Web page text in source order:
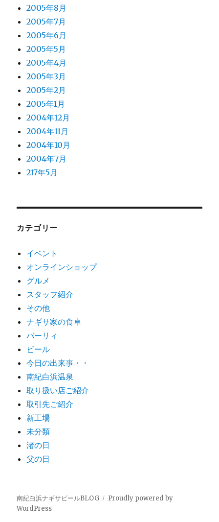
2005年8月
2005年7月
2005年6月
2005年5月
2005年4月
2005年3月
2005年2月
2005年1月
2004年12月
2004年11月
2004年10月
2004年7月
217年5月
カテゴリー
イベント
オンラインショップ
グルメ
スタッフ紹介
その他
ナギサ家の食卓
バーリィ
ビール
今日の出来事・・
南紀白浜温泉
取り扱い店ご紹介
取引先ご紹介
新工場
未分類
渚の日
父の日
南紀白浜ナギサビールBLOG
Proudly powered by
WordPress